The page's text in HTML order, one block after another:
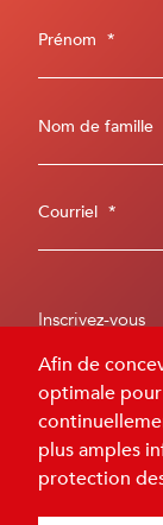
Prénom *
Nom de famille
Courriel *
Mentions
Afin de
optimale
plus amples
protection